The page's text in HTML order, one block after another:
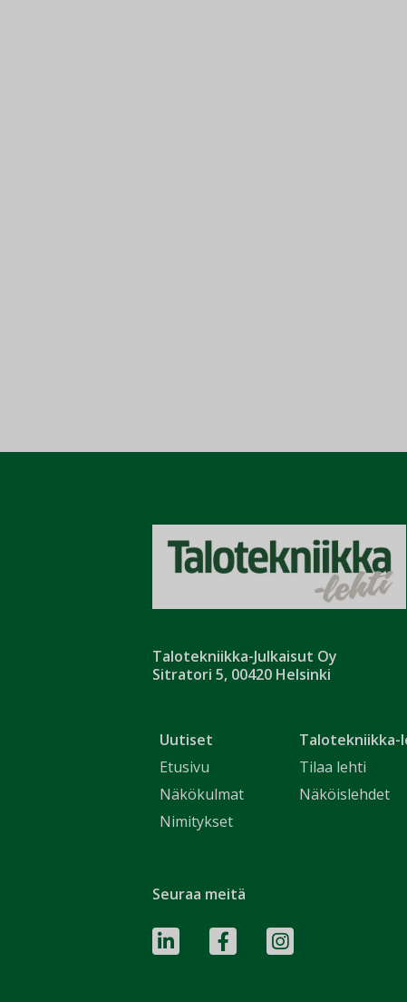
Talotekniikka-Julkaisut Oy
Sitratori 5, 00420 Helsinki
Uutiset
Etusivu
Näkökulmat
Nimitykset
Talotekniikka-
Tilaa lehti
Näköislehdet
Seuraa meitä